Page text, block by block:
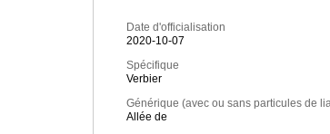
Date d'officialisation
2020-10-07
Spécifique
Verbier
Générique (avec ou sans particules de
Allée de